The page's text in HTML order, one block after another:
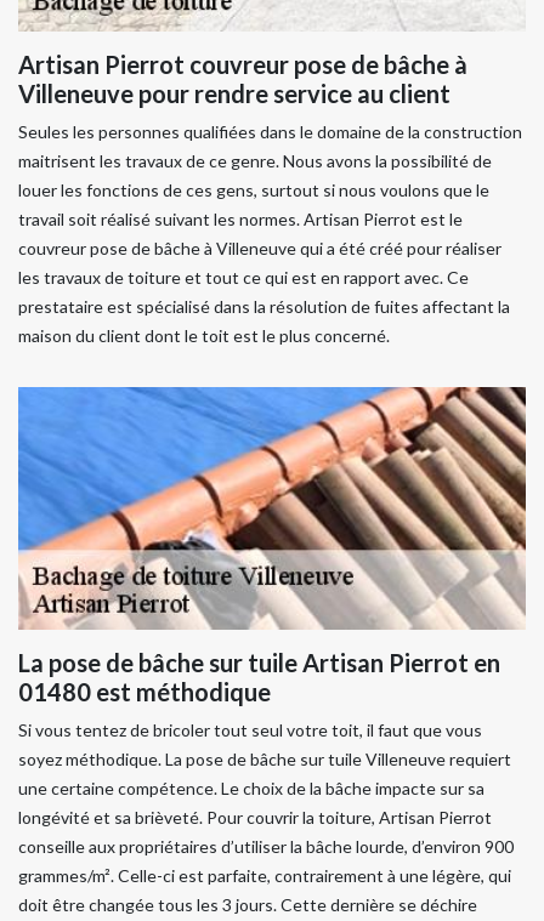
Artisan Pierrot couvreur pose de bâche à
Villeneuve pour rendre service au client
Seules les personnes qualifiées dans le domaine de la construction
maitrisent les travaux de ce genre. Nous avons la possibilité de
louer les fonctions de ces gens, surtout si nous voulons que le
travail soit réalisé suivant les normes. Artisan Pierrot est le
couvreur pose de bâche à Villeneuve qui a été créé pour réaliser
les travaux de toiture et tout ce qui est en rapport avec. Ce
prestataire est spécialisé dans la résolution de fuites affectant la
maison du client dont le toit est le plus concerné.
La pose de bâche sur tuile Artisan Pierrot en
01480 est méthodique
Si vous tentez de bricoler tout seul votre toit, il faut que vous
soyez méthodique. La pose de bâche sur tuile Villeneuve requiert
une certaine compétence. Le choix de la bâche impacte sur sa
longévité et sa brièveté. Pour couvrir la toiture, Artisan Pierrot
conseille aux propriétaires d’utiliser la bâche lourde, d’environ 900
grammes/m². Celle-ci est parfaite, contrairement à une légère, qui
doit être changée tous les 3 jours. Cette dernière se déchire